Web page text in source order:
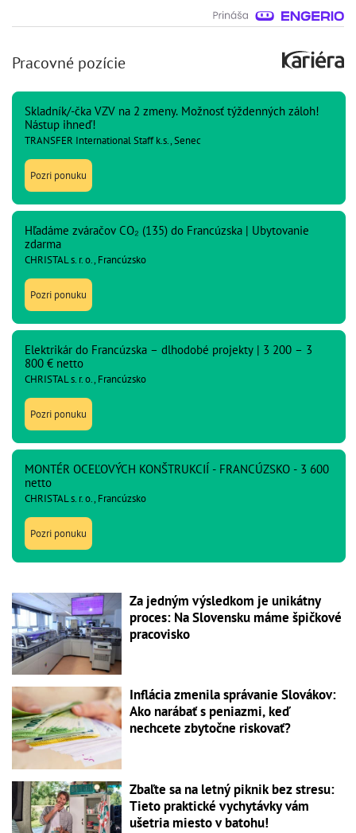
Pracovné pozície
Skladník/-čka VZV na 2 zmeny. Možnosť týždenných záloh!
Nástup ihneď!
TRANSFER International Staff k.s., Senec
Pozri ponuku
Hľadáme zváračov CO₂ (135) do Francúzska | Ubytovanie
zdarma
CHRISTAL s. r. o., Francúzsko
Pozri ponuku
Elektrikár do Francúzska – dlhodobé projekty | 3 200 – 3
800 € netto
CHRISTAL s. r. o., Francúzsko
Pozri ponuku
MONTÉR OCEĽOVÝCH KONŠTRUKCIÍ - FRANCÚZSKO - 3 600
netto
CHRISTAL s. r. o., Francúzsko
Pozri ponuku
Za jedným výsledkom je unikátny
proces: Na Slovensku máme špičkové
pracovisko
Inflácia zmenila správanie Slovákov:
Ako narábať s peniazmi, keď
nechcete zbytočne riskovať?
Zbaľte sa na letný piknik bez stresu:
Tieto praktické vychytávky vám
ušetria miesto v batohu!